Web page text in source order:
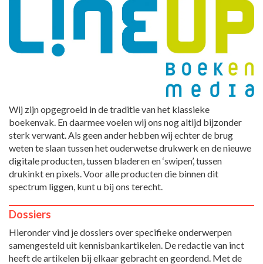
Wij zijn opgegroeid in de traditie van het klassieke
boekenvak. En daarmee voelen wij ons nog altijd bijzonder
sterk verwant. Als geen ander hebben wij echter de brug
weten te slaan tussen het ouderwetse drukwerk en de nieuwe
digitale producten, tussen bladeren en ‘swipen’, tussen
drukinkt en pixels. Voor alle producten die binnen dit
spectrum liggen, kunt u bij ons terecht.
Dossiers
Hieronder vind je dossiers over specifieke onderwerpen
samengesteld uit kennisbankartikelen. De redactie van inct
heeft de artikelen bij elkaar gebracht en geordend. Met de